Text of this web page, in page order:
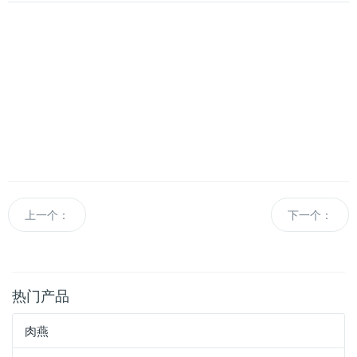
上一个： 下一个：
热门产品
肉燕